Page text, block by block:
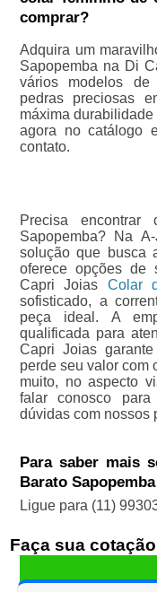
comprar?
Adquira um
Sapopemba na Di
vários modelos
pedras preciosas
máxima
agora no catálogo
contato.
Precisa
Sapopemba? Na
solução que busca
oferece opções de
Capri Joias Colar
sofisticado, a
peça ideal. A
qualificada para
Capri Joias
perde seu valor com
muito, no aspecto
falar conosco
dúvidas com nossos
Para saber mais
Barato Sapopemba
Ligue para (11)
Faça sua cotação